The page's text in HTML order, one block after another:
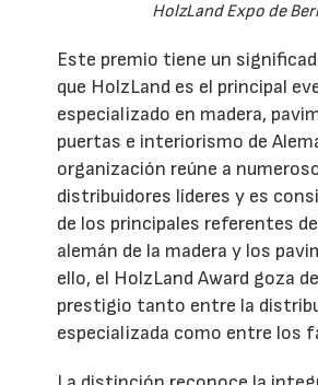
HolzLand Expo de
Este premio tiene un
que HolzLand es el principal
especializado en madera,
puertas e interiorismo de
organización reúne a
distribuidores líderes y es
de los principales referentes
alemán de la madera y los
ello, el HolzLand Award goza
prestigio tanto entre la
especializada como entre los